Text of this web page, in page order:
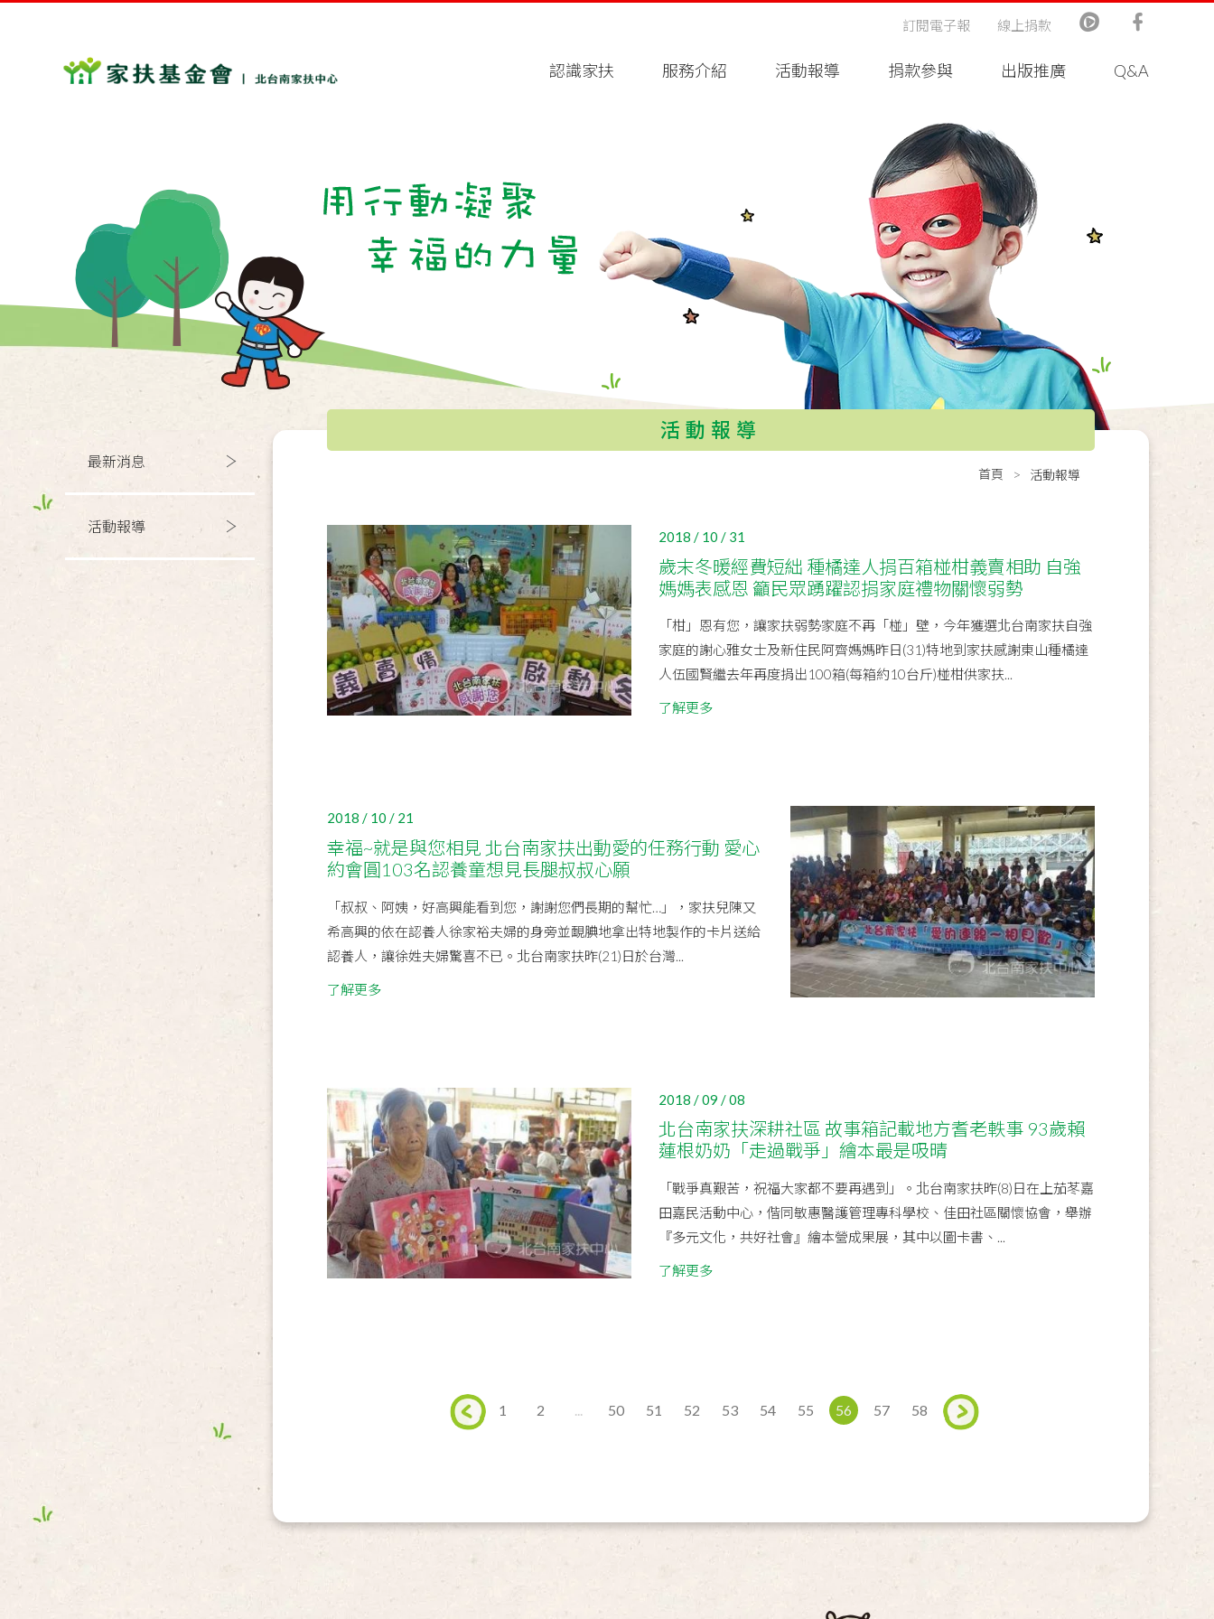
認識家扶 服務介紹 活動報導 捐款參與 出版推廣 Q&A
訂閱電子報 線上捐款
最新消息
活動報導
活動報導
首頁 活動報導
2018 / 10 / 31
歲末冬暖經費短絀 種橘達人捐百箱椪柑義賣相助 自強
媽媽表感恩 籲民眾踴躍認捐家庭禮物關懷弱勢
「柑」恩有您，讓家扶弱勢家庭不再「椪」壁，今年獲選北台南家扶自強
家庭的謝心雅女士及新住民阿齊媽媽昨日(31)特地到家扶感謝東山種橘達
人伍國賢繼去年再度捐出100箱(每箱約10台斤)椪柑供家扶...
了解更多
2018 / 10 / 21
幸福~就是與您相見 北台南家扶出動愛的任務行動 愛心
約會圓103名認養童想見長腿叔叔心願
「叔叔、阿姨，好高興能看到您，謝謝您們長期的幫忙…」，家扶兒陳又
希高興的依在認養人徐家裕夫婦的身旁並靦腆地拿出特地製作的卡片送給
認養人，讓徐姓夫婦驚喜不已。北台南家扶昨(21)日於台灣...
了解更多
2018 / 09 / 08
北台南家扶深耕社區 故事箱記載地方耆老軼事 93歲賴
蓮根奶奶「走過戰爭」繪本最是吸晴
「戰爭真艱苦，祝福大家都不要再遇到」。北台南家扶昨(8)日在上茄苳嘉
田嘉民活動中心，偕同敏惠醫護管理專科學校、佳田社區關懷協會，舉辦
『多元文化，共好社會』繪本營成果展，其中以圖卡書、...
了解更多
1 2 ... 50 51 52 53 54 55 56 57 58